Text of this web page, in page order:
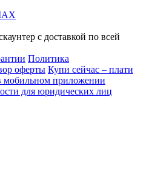
с доставкой по всей
Политика
оферты Купи сейчас – плати
мобильном приложении
для юридических лиц